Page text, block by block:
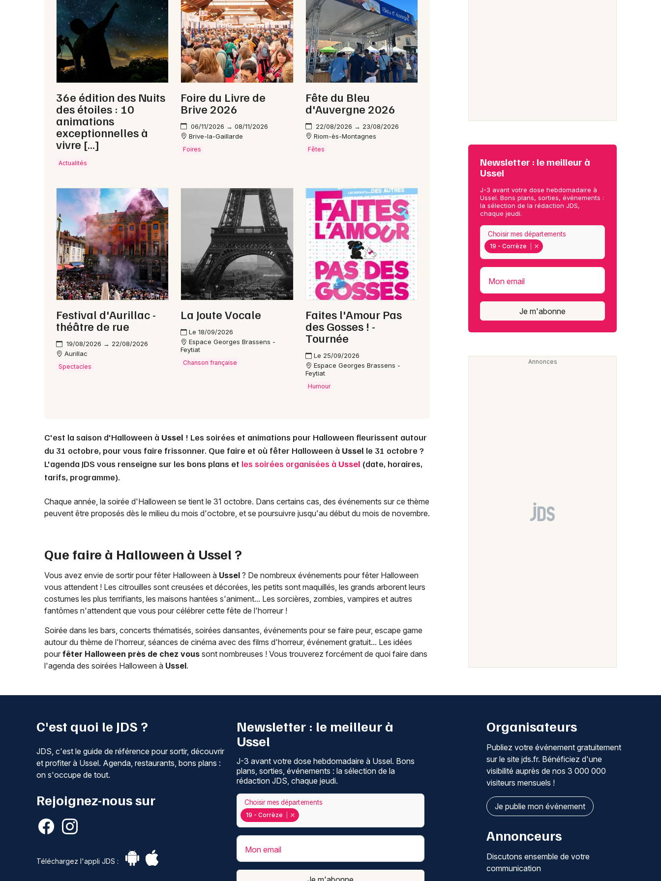
Newsletter des sorties
Artistes en tournée
Actus à Ussel
Magazine à Ussel
19 - Corrèze
Choisir mes départements
Mon email
36e édition des Nuits
des étoiles : 10
animations
exceptionnelles à
vivre […]
Actualités
Foire du Livre de
Brive 2026
06/11/2026 → 08/11/2026
Brive-la-Gaillarde
Foires
Fête du Bleu
d'Auvergne 2026
22/08/2026 → 23/08/2026
Riom-ès-Montagnes
Fêtes
Festival d'Aurillac -
théâtre de rue
19/08/2026 → 22/08/2026
Aurillac
Spectacles
La Joute Vocale
Le 18/09/2026
Espace Georges Brassens -
Feytiat
Chanson française
Faites l'Amour Pas
des Gosses ! -
Tournée
Le 25/09/2026
Espace Georges Brassens -
Feytiat
Humour
C'est la saison d'Halloween à Ussel ! Les soirées et animations pour Halloween fleurissent autour
du 31 octobre, pour vous faire frissonner. Que faire et où fêter Halloween à Ussel le 31 octobre ?
L'agenda JDS vous renseigne sur les bons plans et les soirées organisées à Ussel (date, horaires,
tarifs, programme).
Chaque année, la soirée d'Halloween se tient le 31 octobre. Dans certains cas, des événements sur ce thème
peuvent être proposés dès le milieu du mois d'octobre, et se poursuivre jusqu'au début du mois de novembre.
Que faire à Halloween à Ussel ?
Vous avez envie de sortir pour fêter Halloween à Ussel ? De nombreux événements pour fêter Halloween
vous attendent ! Les citrouilles sont creusées et décorées, les petits sont maquillés, les grands arborent leurs
costumes les plus terrifiants, les maisons hantées s'animent... Les sorcières, zombies, vampires et autres
fantômes n'attendent que vous pour célébrer cette fête de l'horreur !
Soirée dans les bars, concerts thématisés, soirées dansantes, événements pour se faire peur, escape game
autour du thème de l'horreur, séances de cinéma avec des films d'horreur, événement gratuit... Les idées
pour fêter Halloween près de chez vous sont nombreuses ! Vous trouverez forcément de quoi faire dans
l'agenda des soirées Halloween à Ussel.
Newsletter : le meilleur à
Ussel
J-3 avant votre dose hebdomadaire à
Ussel. Bons plans, sorties, événements :
la sélection de la rédaction JDS,
chaque jeudi.
19 - Corrèze
Choisir mes départements
Mon email
Je m'abonne
C'est quoi le JDS ?
JDS, c'est le guide de référence pour sortir, découvrir
et profiter à Ussel. Agenda, restaurants, bons plans :
on s'occupe de tout.
Rejoignez-nous sur
Téléchargez l'appli JDS :
Newsletter : le meilleur à
Ussel
J-3 avant votre dose hebdomadaire à Ussel. Bons
plans, sorties, événements : la sélection de la
rédaction JDS, chaque jeudi.
19 - Corrèze
Choisir mes départements
Mon email
Organisateurs
Publiez votre événement gratuitement
sur le site jds.fr. Bénéficiez d'une
visibilité auprès de nos 3 000 000
visiteurs mensuels !
Je publie mon événement
Annonceurs
Discutons ensemble de votre
communication